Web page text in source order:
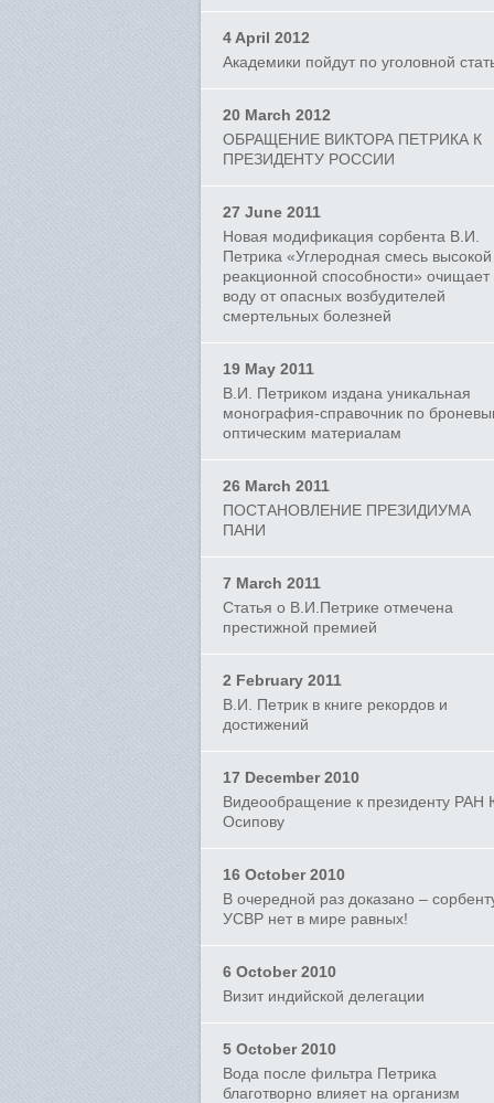
4 April 2012
Академики пойдут по уголовной
20 March 2012
ОБРАЩЕНИЕ ВИКТОРА ПЕТРИКА К
ПРЕЗИДЕНТУ РОССИИ
27 June 2011
Новая модификация сорбента В.И.
Петрика «Углеродная смесь высокой
реакционной способности» очищает
воду от опасных возбудителей
смертельных болезней
19 May 2011
В.И. Петриком издана уникальная
монография-справочник по
оптическим материалам
26 March 2011
ПОСТАНОВЛЕНИЕ ПРЕЗИДИУМА
ПАНИ
7 March 2011
Статья о В.И.Петрике отмечена
престижной премией
2 February 2011
В.И. Петрик в книге рекордов и
достижений
17 December 2010
Видеообращение к президенту РАН
Осипову
16 October 2010
В очередной раз доказано –
УСВР нет в мире равных!
6 October 2010
Визит индийской делегации
5 October 2010
Вода после фильтра Петрика
благотворно влияет на организм